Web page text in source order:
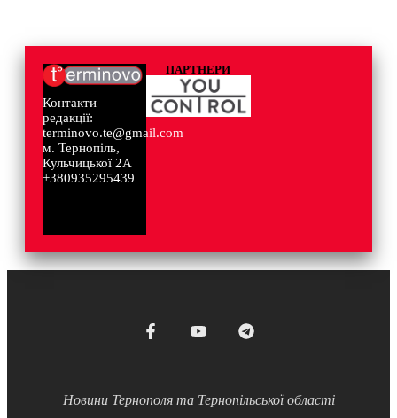
Контакти
редакції:
terminovo.te@gmail.com
м. Тернопіль,
Кульчицької 2А
+380935295439
ПАРТНЕРИ
Новини Тернополя та Тернопільської області